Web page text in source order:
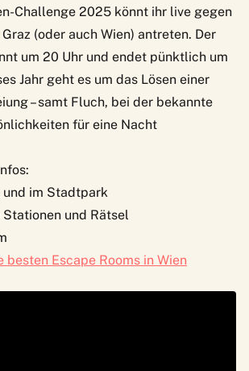
Challenge 2025 könnt ihr live gegen
(oder auch Wien) antreten. Der
um 20 Uhr und endet pünktlich um
Jahr geht es um das Lösen einer
– samt Fluch, bei der bekannte
für eine Nacht
im Stadtpark
und Rätsel
besten Escape Rooms in Wien